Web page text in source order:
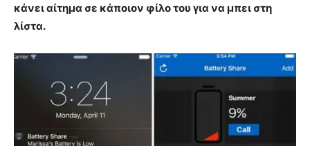
κάνει αίτημα σε κάποιον φίλο του για να μπει στη
λίστα.